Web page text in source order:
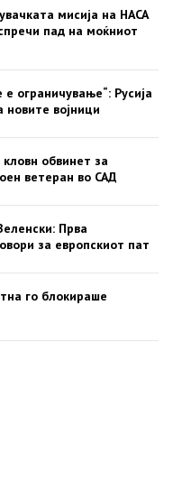
мисија на НАСА
пад на моќниот
ограничување“: Русија
новите војници
обвинет за
ветеран во САД
Прва
за европскиот пат
го блокираше